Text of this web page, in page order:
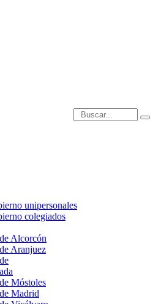
Introduce términos de
unipersonales
colegiados
Alcorcón
Aranjuez
Móstoles
Madrid